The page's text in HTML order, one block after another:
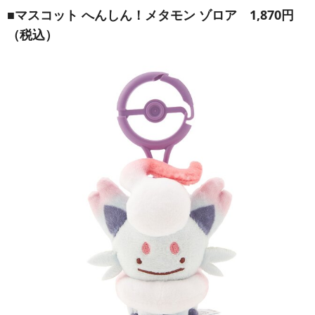
■マスコット へんしん！メタモン ゾロア 1,870円
（税込）